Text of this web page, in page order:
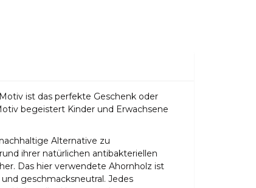
ist das perfekte Geschenk oder
begeistert Kinder und Erwachsene
Alternative zu
ihrer natürlichen antibakteriellen
Das hier verwendete Ahornholz ist
geschmacksneutral. Jedes